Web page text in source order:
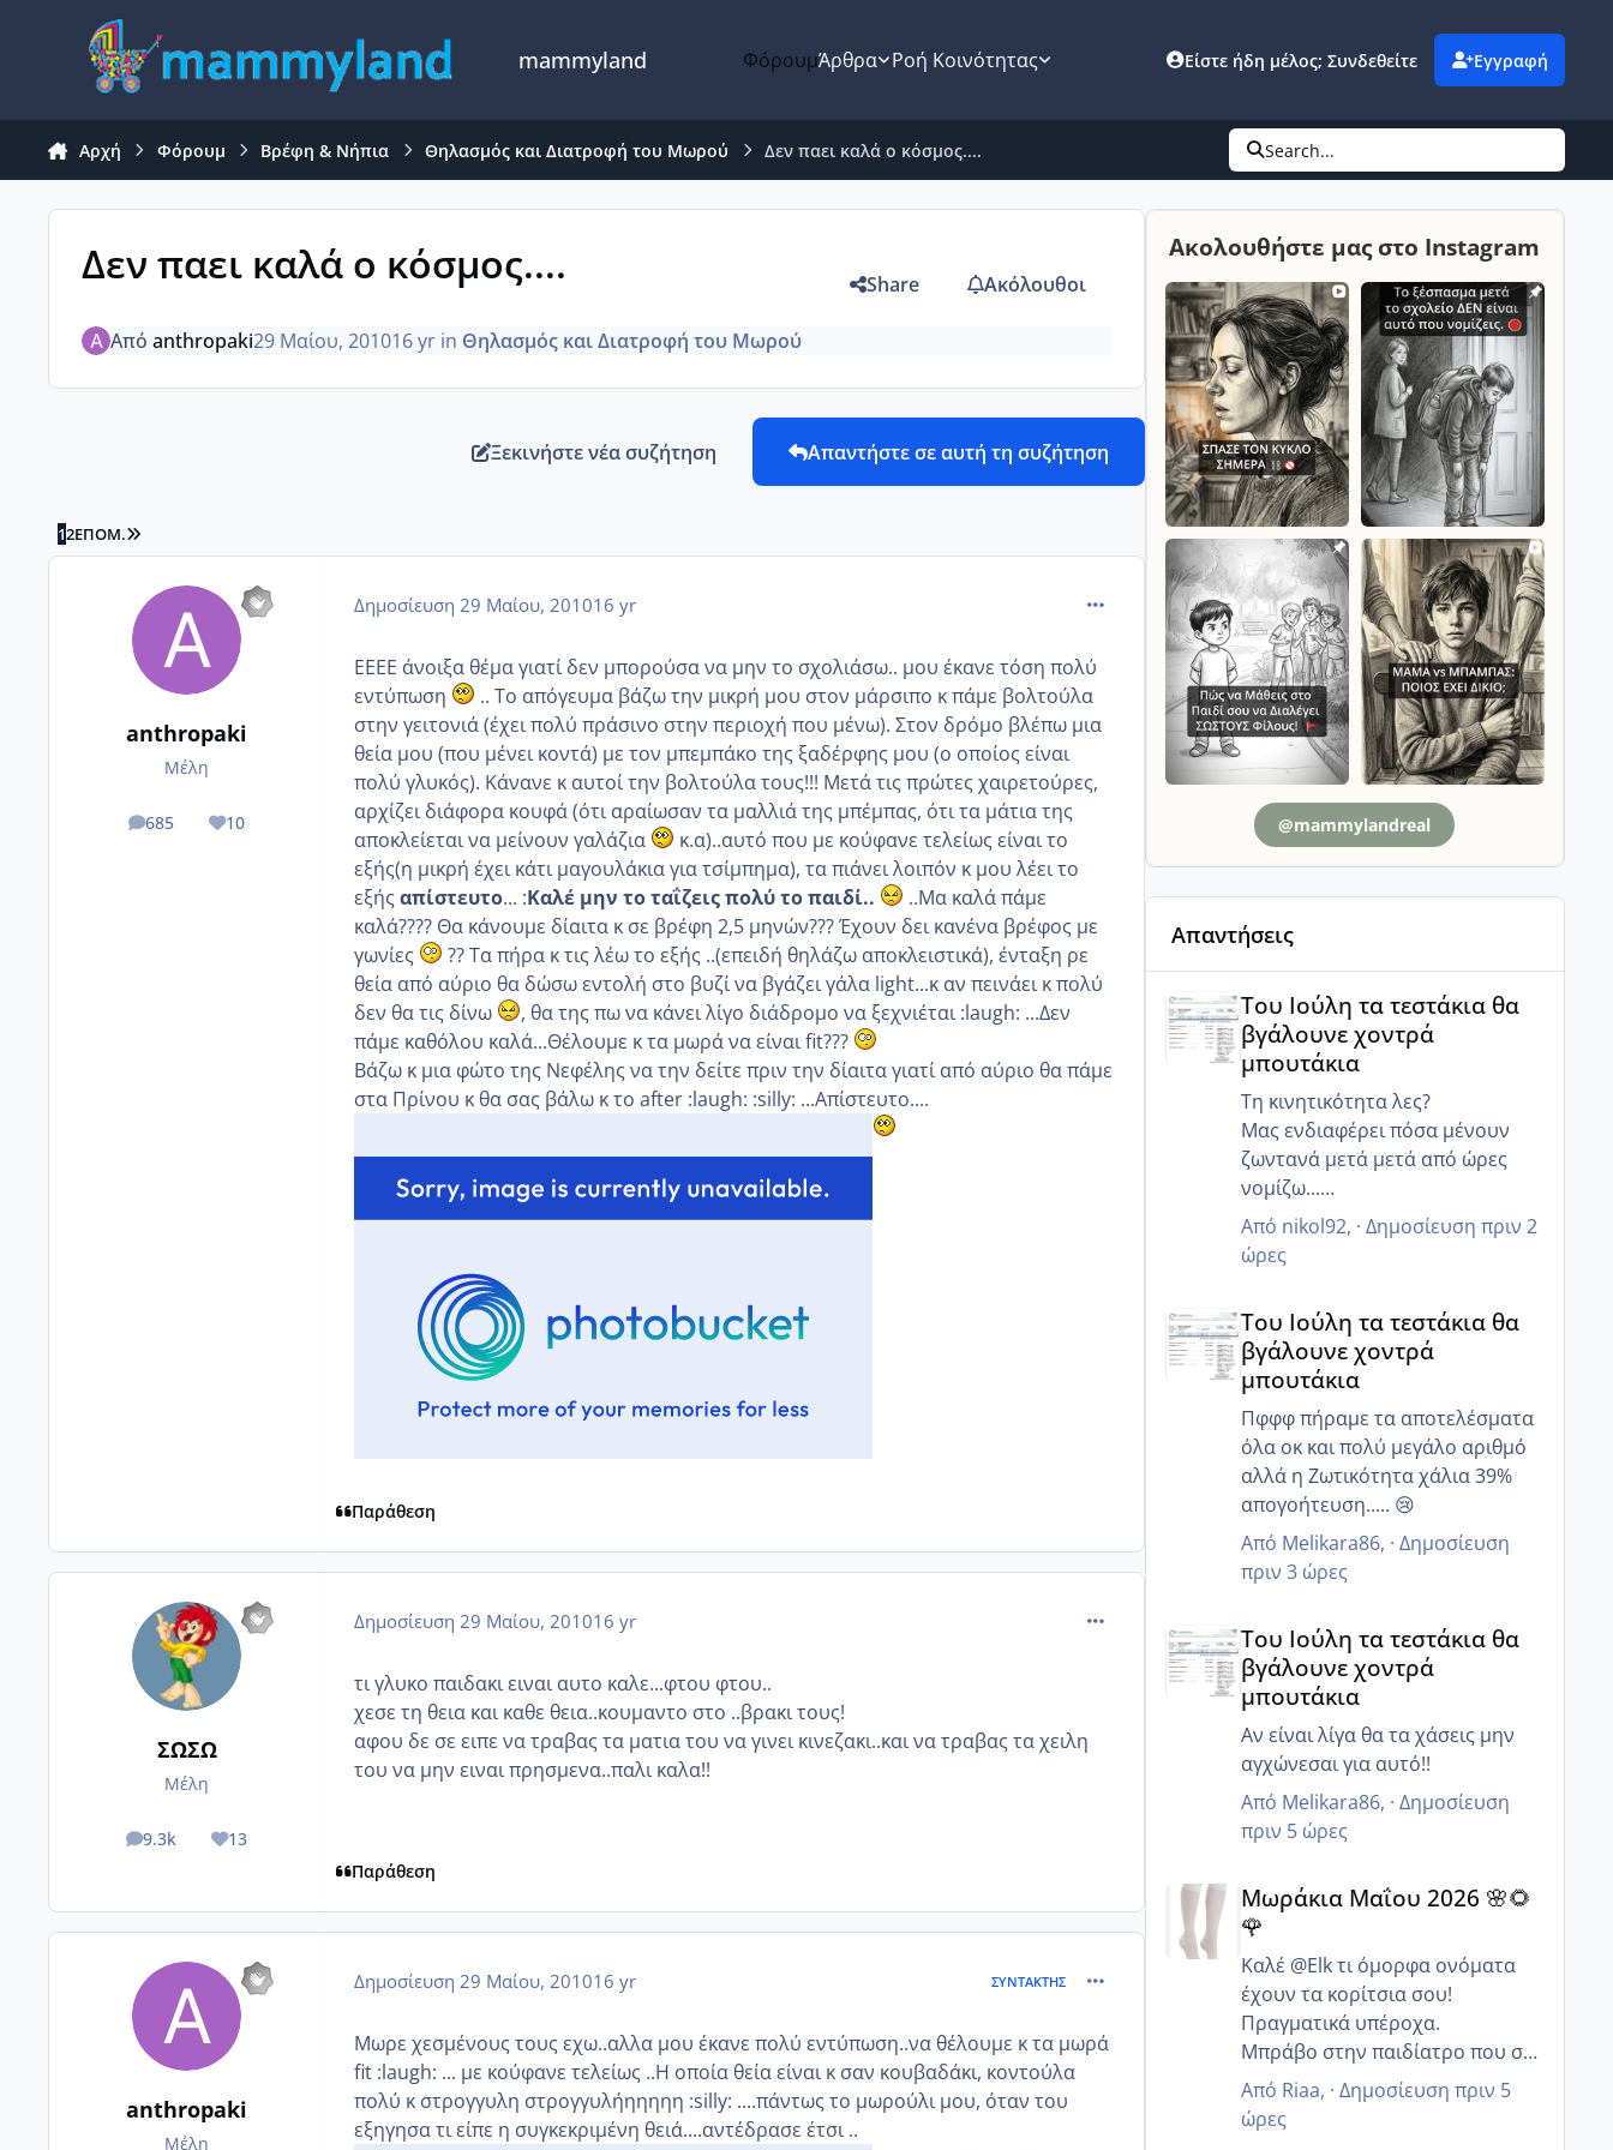
Μετάβαση σε περιεχόμενο
mammyland ΦόρουμΆρθρα Ροή Κοινότητας Είστε ήδη μέλος; Συνδεθείτε Εγγραφή
Αρχή Φόρουμ Βρέφη & Νήπια Θηλασμός και Διατροφή του Μωρού Δεν παει καλά ο κόσμος.... Search...
Δεν παει καλά ο κόσμος.... Share Ακόλουθοι
Απόanthropaki29 Μαίου, 201016 yr in Θηλασμός και Διατροφή του Μωρού
Ξεκινήστε νέα συζήτηση Απαντήστε σε αυτή τη συζήτηση
12ΕΠΌΜ. LAST PAGE
anthropaki
Μέλη
685
posts 10
Reputation
Δημοσίευση 29 Μαίου, 201016 yr comment_13715
ΕΕΕΕ άνοιξα θέμα γιατί δεν μπορούσα να μην το σχολιάσω.. μου έκανε τόση πολύ
εντύπωση
.. Το απόγευμα βάζω την μικρή μου στον μάρσιπο κ πάμε βολτούλα
στην γειτονιά (έχει πολύ πράσινο στην περιοχή που μένω). Στον δρόμο βλέπω μια
θεία μου (που μένει κοντά) με τον μπεμπάκο της ξαδέρφης μου (ο οποίος είναι
πολύ γλυκός). Κάνανε κ αυτοί την βολτούλα τους!!! Μετά τις πρώτες χαιρετούρες,
αρχίζει διάφορα κουφά (ότι αραίωσαν τα μαλλιά της μπέμπας, ότι τα μάτια της
αποκλείεται να μείνουν γαλάζια
κ.α)..αυτό που με κούφανε τελείως είναι το
εξής(η μικρή έχει κάτι μαγουλάκια για τσίμπημα), τα πιάνει λοιπόν κ μου λέει το
εξής απίστευτο... :Καλέ μην το ταΐζεις πολύ το παιδί..
..Μα καλά πάμε
καλά???? Θα κάνουμε δίαιτα κ σε βρέφη 2,5 μηνών??? Έχουν δει κανένα βρέφος με
γωνίες
?? Τα πήρα κ τις λέω το εξής ..(επειδή θηλάζω αποκλειστικά), ένταξη ρε
θεία από αύριο θα δώσω εντολή στο βυζί να βγάζει γάλα light...κ αν πεινάει κ πολύ
δεν θα τις δίνω
, θα της πω να κάνει λίγο διάδρομο να ξεχνιέται :laugh: ...Δεν
πάμε καθόλου καλά...Θέλουμε κ τα μωρά να είναι fit???
Βάζω κ μια φώτο της Νεφέλης να την δείτε πριν την δίαιτα γιατί από αύριο θα πάμε
στα Πρίνου κ θα σας βάλω κ το after :laugh: :silly: ...Απίστευτο....
Παράθεση
ΣΩΣΩ
Μέλη
9.3k
posts 13
Reputation
Δημοσίευση 29 Μαίου, 201016 yr comment_503190
τι γλυκο παιδακι ειναι αυτο καλε...φτου φτου..
χεσε τη θεια και καθε θεια..κουμαντο στο ..βρακι τους!
αφου δε σε ειπε να τραβας τα ματια του να γινει κινεζακι..και να τραβας τα χειλη
του να μην ειναι πρησμενα..παλι καλα!!
Παράθεση
anthropaki
Μέλη
Δημοσίευση 29 Μαίου, 201016 yr ΣΥΝΤΆΚΤΗΣ comment_503193
Μωρε χεσμένους τους εχω..αλλα μου έκανε πολύ εντύπωση..να θέλουμε κ τα μωρά
fit :laugh: ... με κούφανε τελείως ..H οποία θεία είναι κ σαν κουβαδάκι, κοντούλα
πολύ κ στρογγυλη στρογγυλήηηηηη :silly: ....πάντως το μωρούλι μου, όταν του
εξηγησα τι είπε η συγκεκριμένη θειά....αντέδρασε έτσι ..
Ακολουθήστε μας στο Instagram
@mammylandreal
Απαντήσεις
Του Ιούλη τα τεστάκια θα
βγάλουνε χοντρά
μπουτάκια
Τη κινητικότητα λες?
Μας ενδιαφέρει πόσα μένουν
ζωντανά μετά μετά από ώρες
νομίζω...
Γιατί ο άντρας μου έχει 85%
κινητικότητα, αλλα 6 ώρες μετά
μόνο 20% ζουν και 12 ώρες μετά
Γι αυτό μας είπε να κάνουμε πιο
στοχευμένα επαφή..
Μετά από κάποιες ώρες πόσα
ζουν?
Από nikol92, · Δημοσίευση πριν 2
ώρες
Του Ιούλη τα τεστάκια θα
βγάλουνε χοντρά
μπουτάκια
Πφφφ πήραμε τα αποτελέσματα
όλα οκ και πολύ μεγάλο αριθμό
αλλά η Ζωτικότητα χάλια 39%
απογοήτευση..... 😢
Από Melikara86, · Δημοσίευση
πριν 3 ώρες
Του Ιούλη τα τεστάκια θα
βγάλουνε χοντρά
μπουτάκια
Αν είναι λίγα θα τα χάσεις μην
αγχώνεσαι για αυτό!!
Από Melikara86, · Δημοσίευση
πριν 5 ώρες
Μωράκια Μαΐου 2026 🌸🌻🌹
Μωράκια Μαΐου 2026 🌸🌻
🌹
Καλέ @Elk τι όμορφα ονόματα
έχουν τα κορίτσια σου!
Πραγματικά υπέροχα.
Μπράβο στην παιδίατρο που σε
συμβούλευσε να συνεχίσεις με
αποκλειστικό θηλασμό γιατί
συνήθως οι περισσότεροι λένε
Από Riaa, · Δημοσίευση πριν 5
ώρες